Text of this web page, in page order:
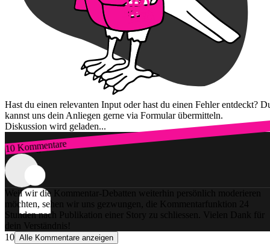
Hast du einen relevanten Input oder hast du einen Fehler entdeckt?
kannst uns dein Anliegen gerne via Formular übermitteln.
Diskussion wird geladen...
10 Kommentare
Zum Login
Weil wir die Kommentar-Debatten weiterhin persönlich moderieren
möchten, sehen wir uns gezwungen, die Kommentarfunktion 24
Stunden nach Publikation einer Story zu schliessen. Vielen Dank für
dein Verständnis!
10 Alle Kommentare anzeigen